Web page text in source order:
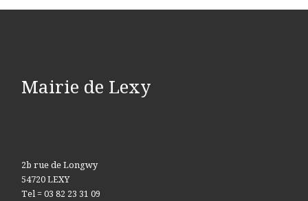
Mairie de Lexy
2b rue de Longwy
54720 LEXY
Tel = 03 82 23 31 09